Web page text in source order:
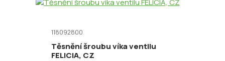
118092800
Těsnění šroubu víka ventilu
FELICIA, CZ